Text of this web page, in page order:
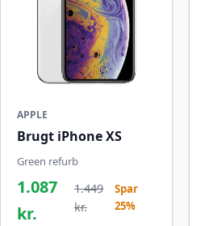
APPLE
Brugt iPhone XS
Green refurb
1.087
kr.
1.449
kr.
Spar
25%